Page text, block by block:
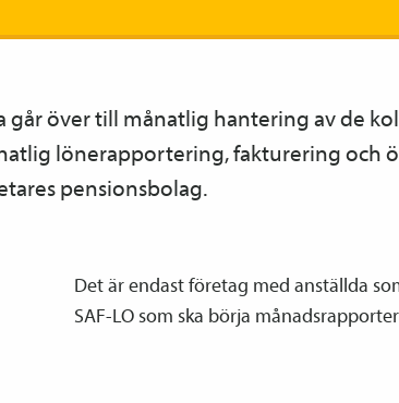
går över till månatlig hantering av de
löne­­rapportering, fakturering och
pensions­bolag.
Det är endast företag med anställda
SAF-LO som ska börja